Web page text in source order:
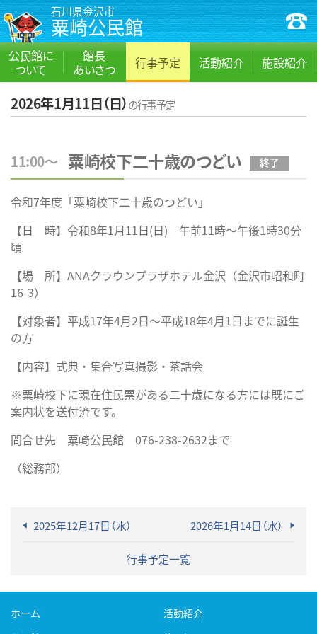
石川県金沢市
粟崎公民館
公民館に
ついて
館長
あいさつ
行事予定 活動紹介 施設紹介
2026年1月11日（日）の行事予定
11:00～ 粟崎校下二十歳のつどい 終了
令和7年度「粟崎校下二十歳のつどい」
【日 時】令和8年1月11日(日) 午前11時～午後1時30分
頃
【場 所】ANAクラウンプラザホテル金沢（金沢市昭和町
16-3）
【対象者】平成17年4月2日～平成18年4月1日までに誕生
の方
【内容】式典・集合写真撮影・茶話会
※粟崎校下に現在住民票がある二十歳になる方には既にご
案内状を送付済です。
問合せ先 粟崎公民館 076-238-2632まで
（総務部）
2025年12月17日（水） 2026年1月14日（水）
行事予定一覧
ホーム
活動紹介